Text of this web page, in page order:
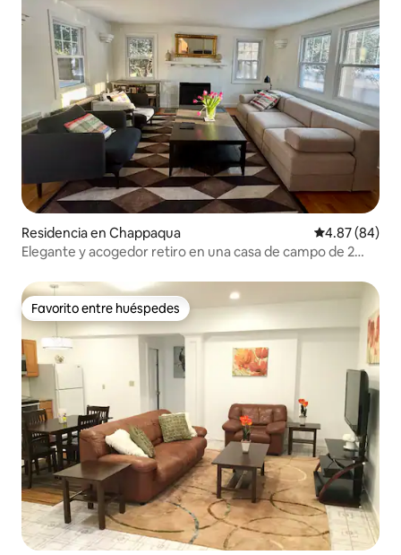
Residencia en Chappaqua Calificación
4.87 (84)
Elegante y acogedor retiro en una casa de campo de 2
Favorito entre huéspedes
Favorito entre huéspedes